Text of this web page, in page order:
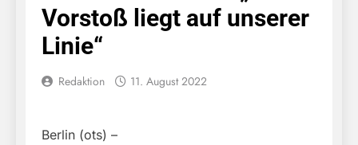
Vorstoß liegt auf unserer
Linie“
Redaktion 11. August 2022
Berlin (ots) –